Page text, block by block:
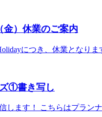
）休業のご案内
につき、休業となり
①書き写し
します！ こちらはプラ